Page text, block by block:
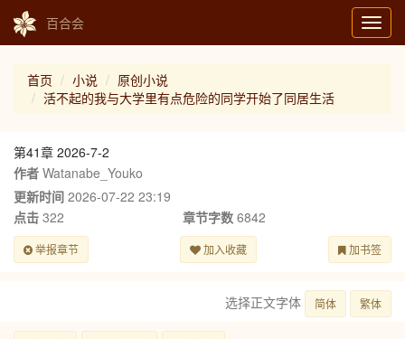
百合会
首页 小说
原创小说
活不起的我与大学里有点危险的同学开始了同居生活
第41章 2026-7-2
作者 Watanabe_Youko
更新时间 2026-07-22 23:19
点击 322 章节字数6842
举报章节 加入收藏 加书签
选择正文字体 简体 繁体